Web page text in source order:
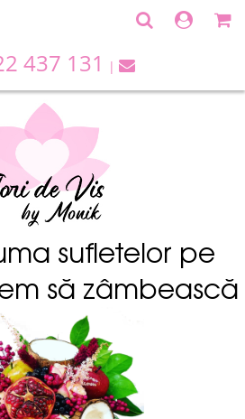
sufletelor pe
să zâmbească
437 131